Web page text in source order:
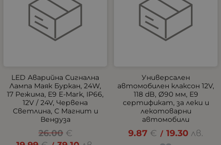
LED Аварийна Сигнална
Лампа Маяк Буркан, 24W,
17 Режима, E9 E-Mark, IP66,
12V / 24V, Червена
Светлина, С Магнит и
Вендуза
26.00 €
Универсален
автомобилен клаксон 12V,
118 dB, Ø90 мм, E9
сертификат, за леки и
лекотоварни
автомобили
9.87 € / 19.30 лв.